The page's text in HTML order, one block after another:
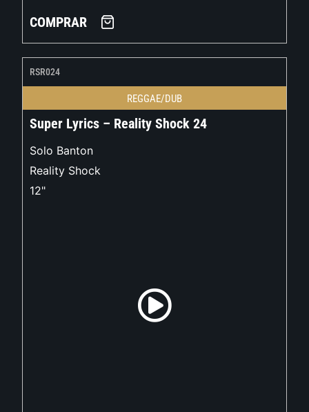
COMPRAR
RSR024
REGGAE/DUB
Super Lyrics – Reality Shock 24
Solo Banton
Reality Shock
12"